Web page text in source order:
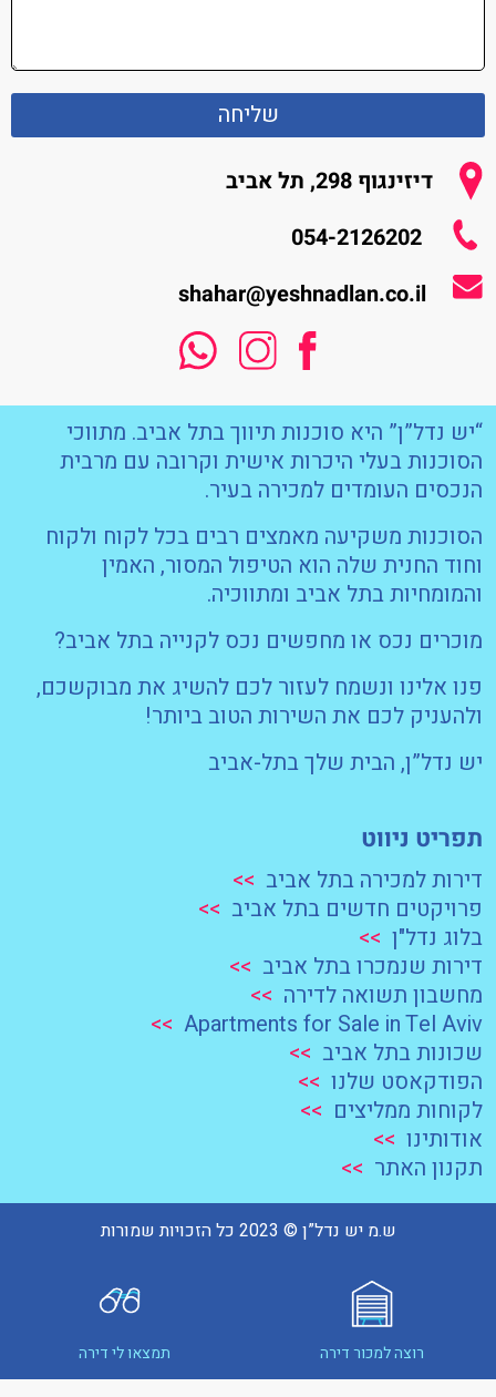
שליחה
דיזינגוף 298, תל אביב
054-2126202
shahar@yeshnadlan.co.il
“יש נדל”ן” היא סוכנות תיווך בתל אביב. מתווכי
הסוכנות בעלי היכרות אישית וקרובה עם מרבית
הנכסים העומדים למכירה בעיר.
הסוכנות משקיעה מאמצים רבים בכל לקוח ולקוח
וחוד החנית שלה הוא הטיפול המסור, האמין
והמומחיות בתל אביב ומתווכיה.
מוכרים נכס או מחפשים נכס לקנייה בתל אביב?
פנו אלינו ונשמח לעזור לכם להשיג את מבוקשכם,
ולהעניק לכם את השירות הטוב ביותר!
יש נדל”ן, הבית שלך בתל-אביב
תפריט ניווט
דירות למכירה בתל אביב >>
פרויקטים חדשים בתל אביב >>
בלוג נדל"ן
>>
דירות שנמכרו בתל אביב >>
מחשבון תשואה לדירה >>
Apartments for Sale in Tel Aviv
>>
שכונות בתל אביב >>
הפודקאסט שלנו
>>
לקוחות ממליצים >>
אודותינו
>>
תקנון האתר >>
ש.מ יש נדל”ן © 2023 כל הזכויות שמורות
רוצה למכור דירה תמצאו לי דירה